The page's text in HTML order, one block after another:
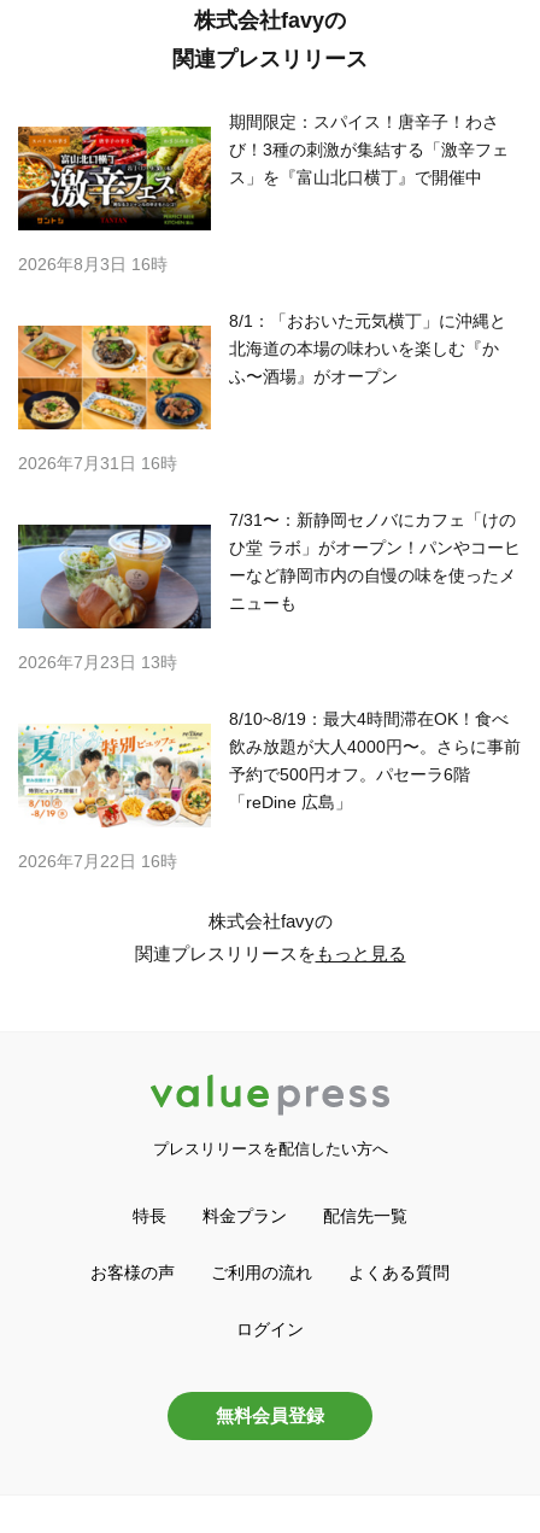
株式会社favyの
関連プレスリリース
期間限定：スパイス！唐辛子！わさ
び！3種の刺激が集結する「激辛フェ
ス」を『富山北口横丁』で開催中
2026年8月3日 16時
8/1：「おおいた元気横丁」に沖縄と
北海道の本場の味わいを楽しむ『か
ふ〜酒場』がオープン
2026年7月31日 16時
7/31〜：新静岡セノバにカフェ「けの
ひ堂 ラボ」がオープン！パンやコーヒ
ーなど静岡市内の自慢の味を使ったメ
ニューも
2026年7月23日 13時
8/10~8/19：最大4時間滞在OK！食べ
飲み放題が大人4000円〜。さらに事前
予約で500円オフ。パセーラ6階
「reDine 広島」
2026年7月22日 16時
株式会社favyの
関連プレスリリースをもっと見る
プレスリリースを配信したい方へ
特長 料金プラン 配信先一覧
お客様の声 ご利用の流れ よくある質問
ログイン
無料会員登録